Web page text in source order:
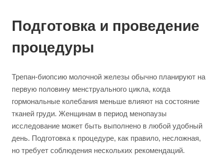
Подготовка и проведение
процедуры
Трепан-биопсию молочной железы обычно планируют на
первую половину менструального цикла, когда
гормональные колебания меньше влияют на состояние
тканей груди. Женщинам в период менопаузы
исследование может быть выполнено в любой удобный
день. Подготовка к процедуре, как правило, несложная,
но требует соблюдения нескольких рекомендаций.